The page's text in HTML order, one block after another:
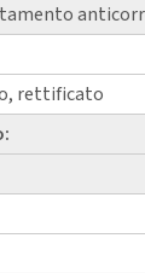
rettificato